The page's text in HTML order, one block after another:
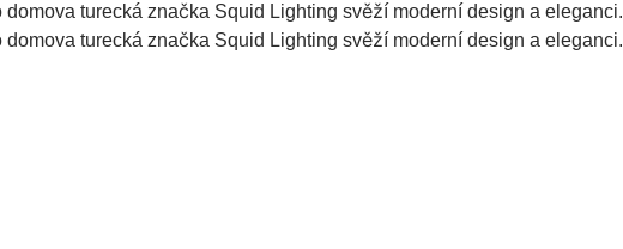
turecká značka Squid Lighting svěží moderní design a eleganci.
turecká značka Squid Lighting svěží moderní design a eleganci.